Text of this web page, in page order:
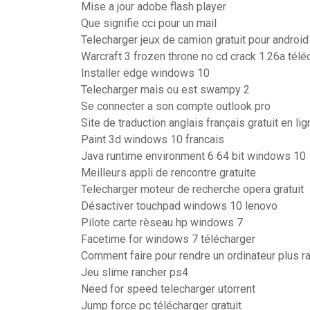
Mise a jour adobe flash player
Que signifie cci pour un mail
Telecharger jeux de camion gratuit pour android
Warcraft 3 frozen throne no cd crack 1.26a
Installer edge windows 10
Telecharger mais ou est swampy 2
Se connecter a son compte outlook pro
Site de traduction anglais français gratuit en
Paint 3d windows 10 francais
Java runtime environment 6 64 bit windows 10
Meilleurs appli de rencontre gratuite
Telecharger moteur de recherche opera gratuit
Désactiver touchpad windows 10 lenovo
Pilote carte rèseau hp windows 7
Facetime for windows 7 télécharger
Comment faire pour rendre un ordinateur plus
Jeu slime rancher ps4
Need for speed telecharger utorrent
Jump force pc télécharger gratuit